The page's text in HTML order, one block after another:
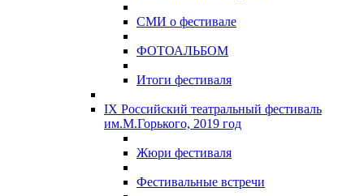
СМИ о фестивале
ФОТОАЛЬБОМ
Итоги фестиваля
IX Российский театральный фестиваль
им.М.Горького, 2019 год
Жюри фестиваля
Фестивальные встречи